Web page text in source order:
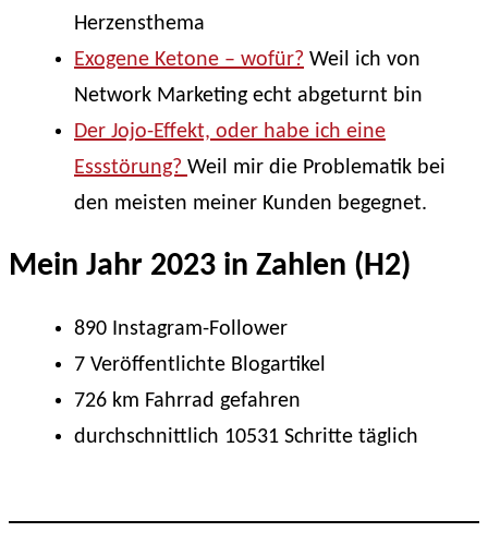
Herzensthema
Exogene Ketone – wofür? Weil ich von
Network Marketing echt abgeturnt bin
Der Jojo-Effekt, oder habe ich eine
Essstörung? Weil mir die Problematik bei
den meisten meiner Kunden begegnet.
Mein Jahr 2023 in Zahlen (H2)
890 Instagram-Follower
7 Veröffentlichte Blogartikel
726 km Fahrrad gefahren
durchschnittlich 10531 Schritte täglich